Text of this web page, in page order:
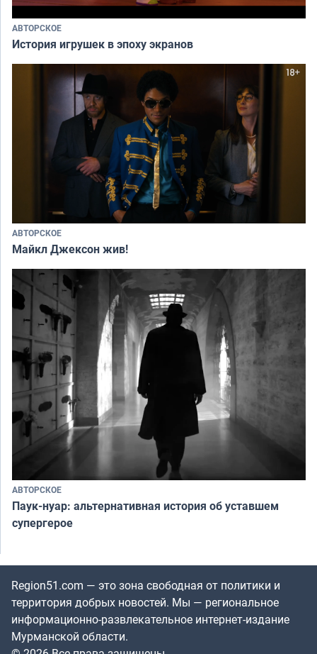
АВТОРСКОЕ
История игрушек в эпоху экранов
АВТОРСКОЕ
Майкл Джексон жив!
АВТОРСКОЕ
Паук-нуар: альтернативная история об уставшем
супергерое
Region51.com — это зона свободная от политики и
территория добрых новостей. Мы — региональное
информационно-развлекательное интернет-издание
Мурманской области.